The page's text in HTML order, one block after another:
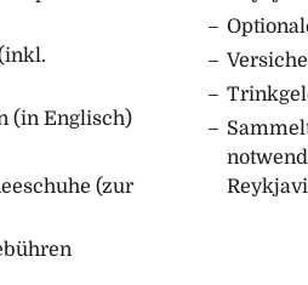
Tordalken,
Island
in Akureyri festmachen.
und dem
Verfügung. Ihre Zeit in der
werden Ihnen für immer
(in Englisch)
(zur